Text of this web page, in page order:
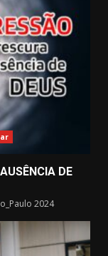
DE
2024